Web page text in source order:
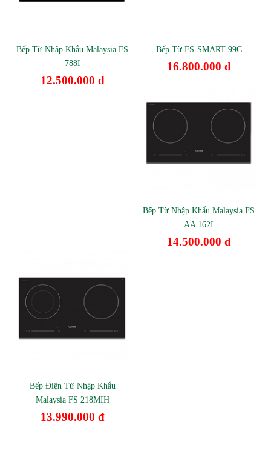
Bếp Từ Nhập Khẩu Malaysia FS
788I
12.500.000 đ
Bếp Từ FS-SMART 99C
16.800.000 đ
Bếp Từ Nhập Khẩu Malaysia FS
AA 162I
14.500.000 đ
Bếp Điện Từ Nhập Khẩu
Malaysia FS 218MIH
13.990.000 đ